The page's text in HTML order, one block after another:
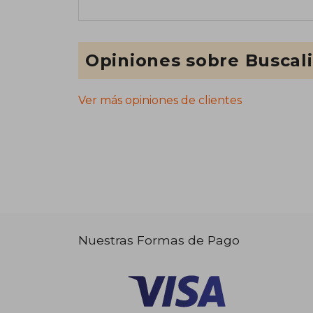
Opiniones sobre
Ver más opiniones de clientes
Nuestras Formas de Pago